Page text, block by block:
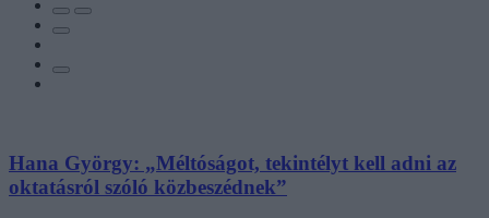
Hana György: „Méltóságot, tekintélyt kell adni az
oktatásról szóló közbeszédnek”